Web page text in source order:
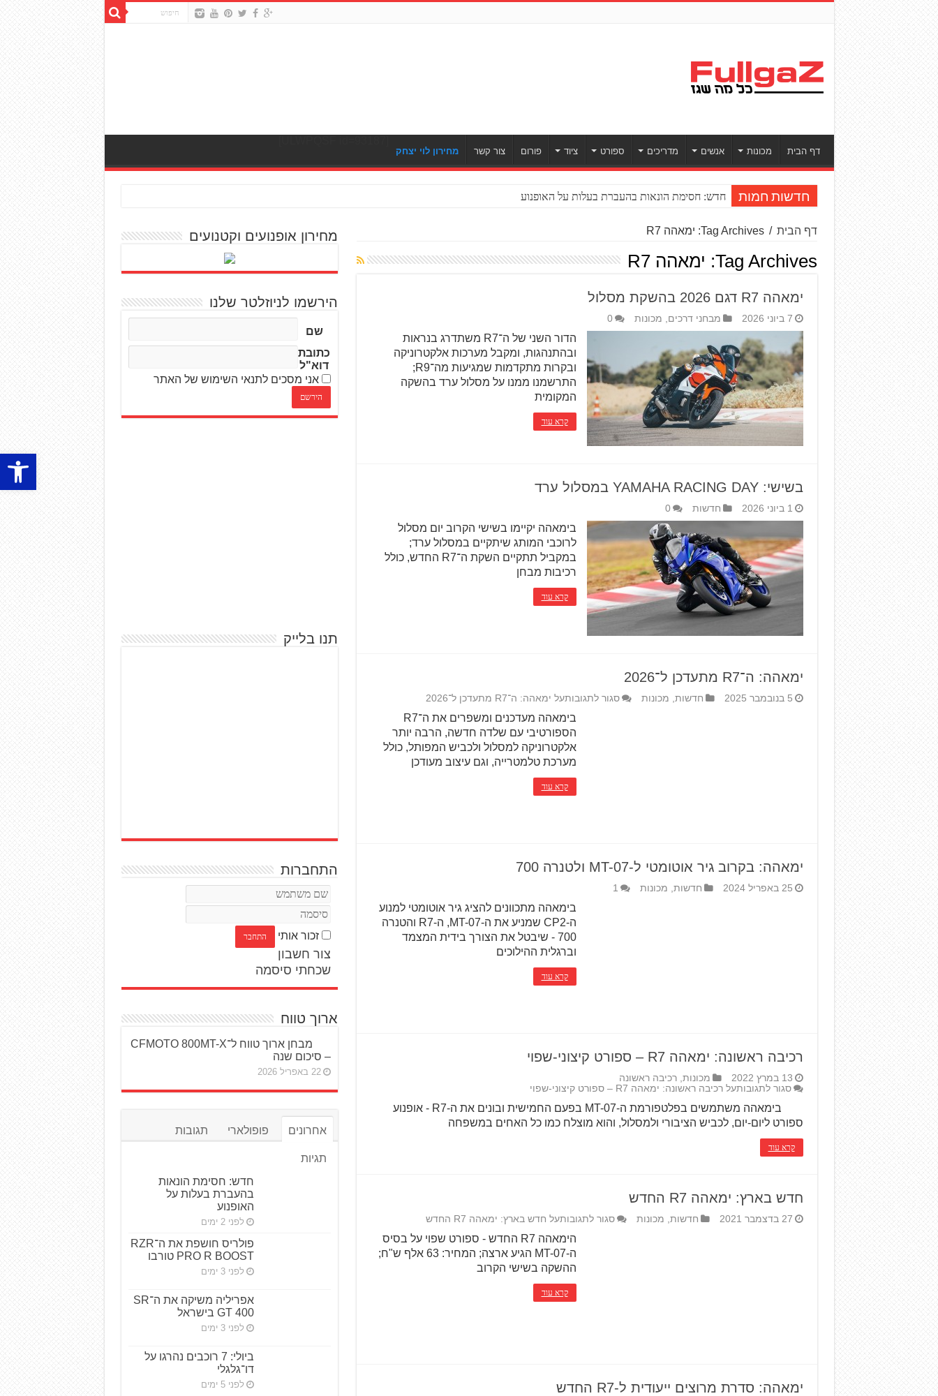
פתח
דף הבית מכונות אנשים מדריכים ספורט ציוד פורום צור קשר מחירון לוי יצחק
חדשות חמות חדש: חסימת הונאות בהעברת בעלות על האופנוע
דף הבית / Tag Archives: ימאהה R7
Tag Archives: ימאהה R7
ימאהה R7 דגם 2026 בהשקת מסלול
7 ביוני 2026 מבחני דרכים, מכונות 0
הדור השני של ה־R7 משתדרג בנראות
ובהתנהגות, ומקבל מערכות אלקטרוניקה
ובקרות מתקדמות שמגיעות מה־R9;
התרשמנו ממנו על מסלול ערד בהשקה
המקומית
קרא עוד
בשישי: YAMAHA RACING DAY במסלול ערד
1 ביוני 2026 חדשות 0
בימאהה יקיימו בשישי הקרוב יום מסלול
לרוכבי המותג שיתקיים במסלול ערד;
במקביל תתקיים השקת ה־R7 החדש, כולל
רכיבות מבחן
קרא עוד
ימאהה: ה־R7 מתעדכן ל־2026
5 בנובמבר 2025 חדשות, מכונות סגור לתגובותעל ימאהה: ה־R7 מתעדכן ל־2026
בימאהה מעדכנים ומשפרים את ה־R7
הספורטיבי עם שלדה חדשה, הרבה יותר
אלקטרוניקה למסלול ולכביש המפותל, כולל
מערכת טלמטרייה, וגם עיצוב מעודכן
קרא עוד
ימאהה: בקרוב גיר אוטומטי ל-MT-07 ולטנרה 700
25 באפריל 2024 חדשות, מכונות 1
בימאהה מתכוונים להציג גיר אוטומטי למנוע
ה-CP2 שמניע את ה-MT-07, ה-R7 והטנרה
700 - שיבטל את הצורך בידית המצמד
וברגלית ההילוכים
קרא עוד
רכיבה ראשונה: ימאהה R7 – ספורט קיצוני-שפוי
13 במרץ 2022 מכונות,רכיבה ראשונה
סגור לתגובותעל רכיבה ראשונה: ימאהה R7 – ספורט קיצוני-שפוי
בימאהה משתמשים בפלטפורמת ה-MT-07 בפעם החמישית ובונים את ה-R7 - אופנוע
ספורט ליום-יום, לכביש הציבורי ולמסלול, והוא מוצלח כמו כל האחים במשפחה
קרא עוד
חדש בארץ: ימאהה R7 החדש
27 בדצמבר 2021 חדשות, מכונות סגור לתגובותעל חדש בארץ: ימאהה R7 החדש
הימאהה R7 החדש - ספורט שפוי על בסיס
ה-MT-07 הגיע ארצה; המחיר: 63 אלף ש"ח;
ההשקה בשישי הקרוב
קרא עוד
ימאהה: סדרת מרוצים ייעודית ל-R7 החדש
מחירון אופנועים וקטנועים
הירשמו לניוזלטר שלנו
שם
כתובת
דוא"ל
אני מסכים לתנאי השימוש של האתר
תנו בלייק
התחברות
זכור אותי
צור חשבון
שכחתי סיסמה
ארוך טווח
מבחן ארוך טווח ל־CFMOTO 800MT-X
– סיכום שנה
22 באפריל 2026
אחרונים פופולארי תגובות
תגיות
חדש: חסימת הונאות
בהעברת בעלות על
האופנוע
לפני 2 ימים
פולריס חושפת את ה־RZR
PRO R BOOST טורבו
לפני 3 ימים
אפריליה משיקה את ה־SR
GT 400 בישראל
לפני 3 ימים
ביולי: 7 רוכבים נהרגו על
דו־גלגלי
לפני 5 ימים